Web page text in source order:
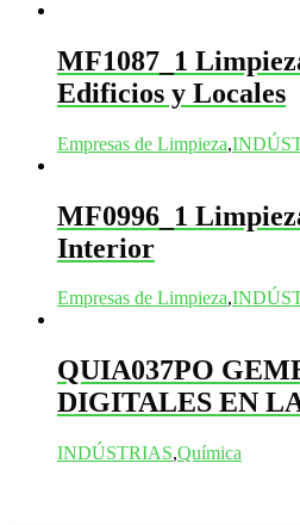
MF1087_1
Edificios y Locales
Empresas de Limpieza,
MF0996_1
Interior
Empresas de Limpieza,
QUIA037PO
DIGITALES EN
INDÚSTRIAS,Química